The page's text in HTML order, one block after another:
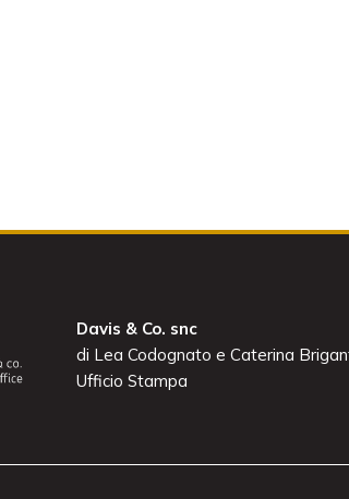
Davis & Co. snc
di Lea Codognato e Caterina
Ufficio Stampa